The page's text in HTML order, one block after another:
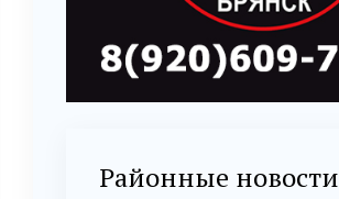
Районные новости